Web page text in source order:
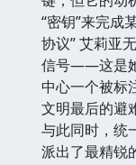
“密钥”来完成
协议” 艾莉亚
信号——这是
中心一个被标
文明最后的避
与此同时，统
派出了最精锐